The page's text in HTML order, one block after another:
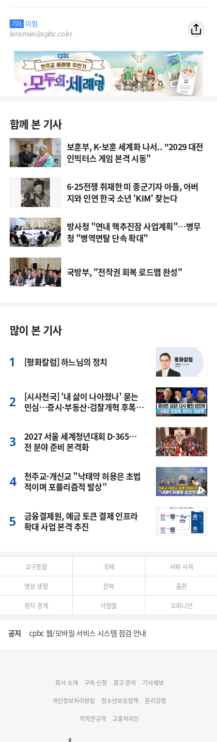
기자 이힘
lensman@cpbc.co.kr
함께 본 기사
보훈부, K-보훈 세계화 나서.. "2029 대전
인빅터스 게임 본격 시동"
6·25전쟁 취재한 미 종군기자 아들, 아버
지와 인연 한국 소년 'KIM' 찾는다
방사청 "연내 핵추진잠 사업계획"…병무
청 "병역면탈 단속 확대"
국방부, "전작권 회복 로드맵 완성"
많이 본 기사
[평화칼럼] 하느님의 정치
[시사천국] '내 삶이 나아졌나' 묻는
민심…증시·부동산·검찰개혁 후폭
2027 서울 세계청년대회 D-365…
전 분야 준비 본격화
천주교·개신교 "낙태약 허용은 초법
적이며 포퓰리즘적 발상”
금융결제원, 예금 토큰 결제 인프라
확대 사업 본격 추진
교구종합 국제 사회 사목
영성 생활 문화 출판
정치 경제 사람들 오피니언
공지 cpbc 웹/모바일 서비스 시스템 점검 안내
명동 미디어큐브 & 1898 미디어월 공모전 수상작 발표
회사 소개 구독 신청 광고 문의 기사제보
개인정보처리방침 청소년보호정책 윤리강령
저작권규약 고충처리인